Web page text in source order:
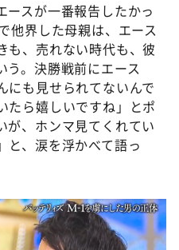
ースが一番報告したかっ
他界した母親は、エース
も、売れない時代も、彼
う。決勝戦前にエース
にも見せられてないんで
たら嬉しいですね」とポ
が、ホンマ見てくれてい
と、涙を浮かべて語っ